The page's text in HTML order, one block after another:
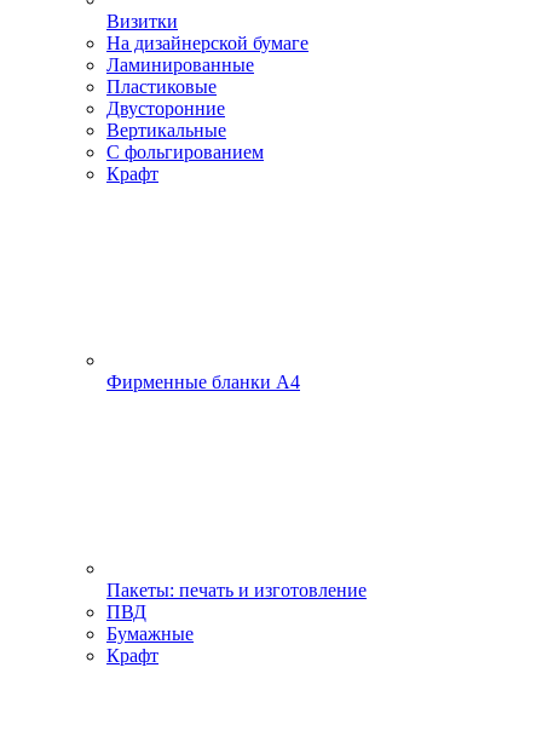
Визитки
На дизайнерской бумаге
Ламинированные
Пластиковые
Двусторонние
Вертикальные
С фольгированием
Крафт
Фирменные бланки А4
Пакеты: печать и изготовление
ПВД
Бумажные
Крафт